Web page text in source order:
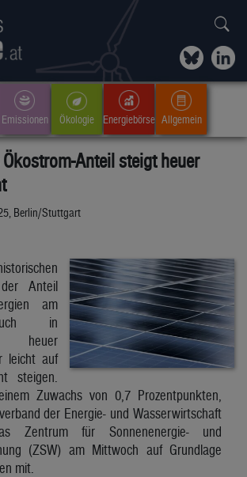
Emissionen Ökologie Energiebörse Allgemein
Anteil steigt heuer
Berlin/Stuttgart
Anteil
am
in
heuer
leicht auf
steigen.
Zuwachs von 0,7 Prozentpunkten,
der Energie- und Wasserwirtschaft
Zentrum für Sonnenenergie- und
(ZSW) am Mittwoch auf Grundlage
mit.